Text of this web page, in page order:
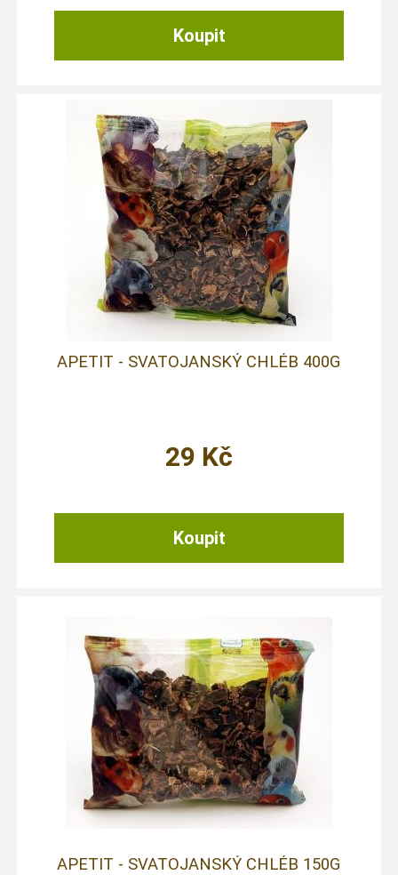
APETIT - SVATOJANSKÝ CHLÉB 400G
29 Kč
APETIT - SVATOJANSKÝ CHLÉB 150G